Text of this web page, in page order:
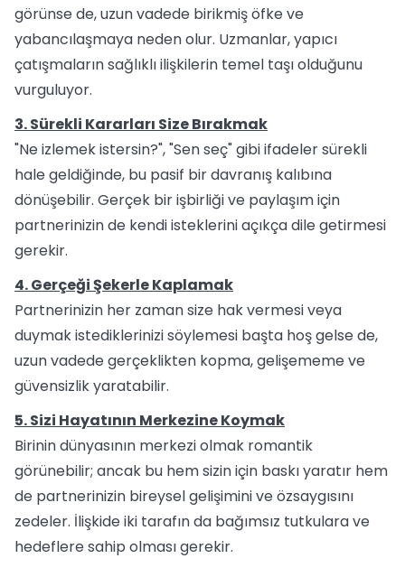
görünse de, uzun vadede birikmiş öfke ve
yabancılaşmaya neden olur. Uzmanlar, yapıcı
çatışmaların sağlıklı ilişkilerin temel taşı olduğunu
vurguluyor.
3. Sürekli Kararları Size Bırakmak
"Ne izlemek istersin?", "Sen seç" gibi ifadeler sürekli
hale geldiğinde, bu pasif bir davranış kalıbına
dönüşebilir. Gerçek bir işbirliği ve paylaşım için
partnerinizin de kendi isteklerini açıkça dile getirmesi
gerekir.
4. Gerçeği Şekerle Kaplamak
Partnerinizin her zaman size hak vermesi veya
duymak istediklerinizi söylemesi başta hoş gelse de,
uzun vadede gerçeklikten kopma, gelişememe ve
güvensizlik yaratabilir.
5. Sizi Hayatının Merkezine Koymak
Birinin dünyasının merkezi olmak romantik
görünebilir; ancak bu hem sizin için baskı yaratır hem
de partnerinizin bireysel gelişimini ve özsaygısını
zedeler. İlişkide iki tarafın da bağımsız tutkulara ve
hedeflere sahip olması gerekir.